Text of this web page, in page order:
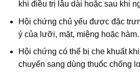
khi điều trị lâu dài hoặc sau khi
Hội chứng chủ yếu được đặc
ý của lưỡi, mặt, miệng hoặc hàm.
Hội chứng có thể bị che khuất
chuyển sang dùng thuốc chống